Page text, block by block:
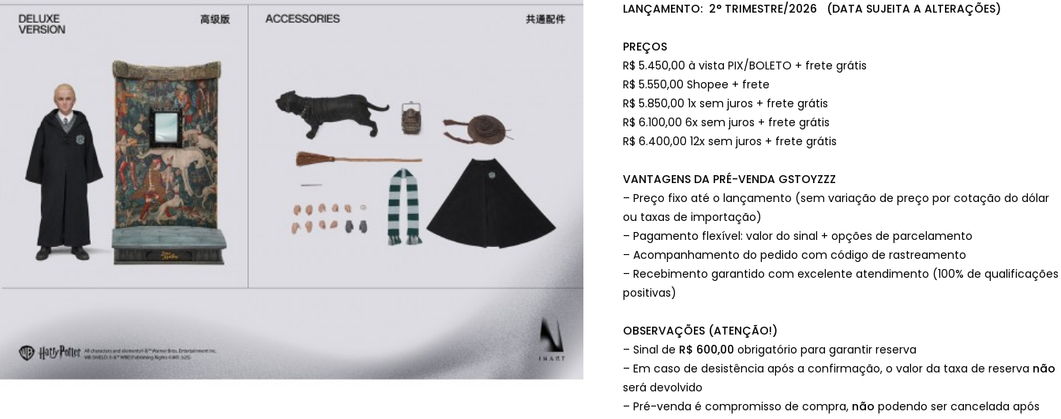
LANÇAMENTO: 2° TRIMESTRE/2026 (DATA SUJEITA A ALTERAÇÕES)
PREÇOS
R$ 5.450,00 à vista PIX/BOLETO + frete grátis
R$ 5.550,00 Shopee + frete
R$ 5.850,00 1x sem juros + frete grátis
R$ 6.100,00 6x sem juros + frete grátis
R$ 6.400,00 12x sem juros + frete grátis
VANTAGENS DA PRÉ-VENDA GSTOYZZZ
– Preço fixo até o lançamento (sem variação de preço por cotação do dólar
ou taxas de importação)
– Pagamento flexível: valor do sinal + opções de parcelamento
– Acompanhamento do pedido com código de rastreamento
– Recebimento garantido com excelente atendimento (100% de qualificações
positivas)
OBSERVAÇÕES (ATENÇÃO!)
– Sinal de R$ 600,00 obrigatório para garantir reserva
– Em caso de desistência após a confirmação, o valor da taxa de reserva não
será devolvido
– Pré-venda é compromisso de compra, não podendo ser cancelada após